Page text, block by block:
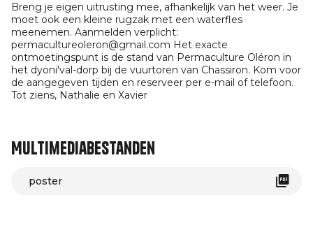
Breng je eigen uitrusting mee, afhankelijk van het weer. Je
moet ook een kleine rugzak met een waterfles
meenemen. Aanmelden verplicht:
permacultureoleron@gmail.com Het exacte
ontmoetingspunt is de stand van Permaculture Oléron in
het dyoni'val-dorp bij de vuurtoren van Chassiron. Kom voor
de aangegeven tijden en reserveer per e-mail of telefoon.
Tot ziens, Nathalie en Xavier
Multimediabestanden
poster